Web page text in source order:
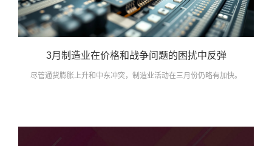
3月制造业在价格和战争问题的困扰中反弹
尽管通货膨胀上升和中东冲突，制造业活动在三月份仍略有加快。